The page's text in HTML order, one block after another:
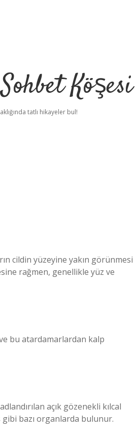
Köşesi
tatlı hikayeler bul!
cildin yüzeyine yakın görünmesi
rağmen, genellikle yüz ve
bu atardamarlardan kalp
açık gözenekli kılcal
bazı organlarda bulunur.